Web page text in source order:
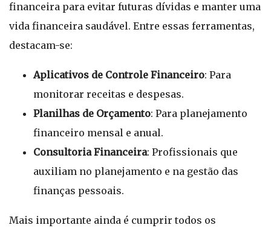
financeira para evitar futuras dívidas e manter uma
vida financeira saudável. Entre essas ferramentas,
destacam-se:
Aplicativos de Controle Financeiro: Para
monitorar receitas e despesas.
Planilhas de Orçamento: Para planejamento
financeiro mensal e anual.
Consultoria Financeira: Profissionais que
auxiliam no planejamento e na gestão das
finanças pessoais.
Mais importante ainda é cumprir todos os